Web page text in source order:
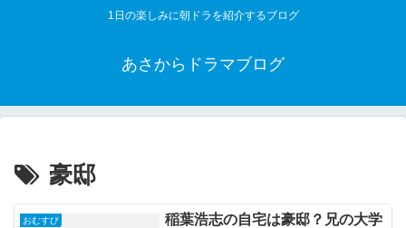
1日の楽しみに朝ドラを紹介するブログ
あさからドラマブログ
豪邸
おむすび
稲葉浩志の自宅は豪邸？兄の大学